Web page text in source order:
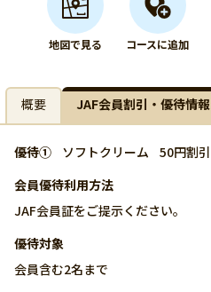
地図で見る コースに追加
概要 JAF会員割引・優待情報
優待① ソフトクリーム
50円割引
会員優待利用方法
JAF会員証をご提示ください。
優待対象
会員含む2名まで